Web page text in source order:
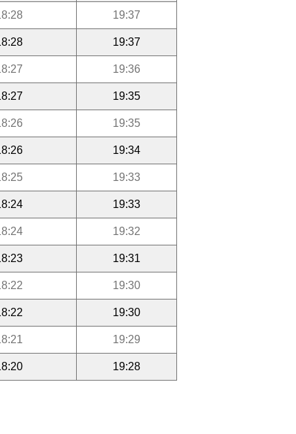
19:37
19:37
19:36
19:35
19:35
19:34
19:33
19:33
19:32
19:31
19:30
19:30
19:29
19:28